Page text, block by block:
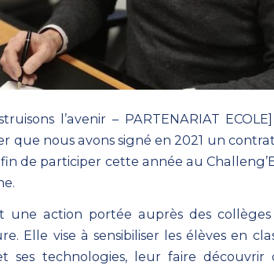
l’avenir – PARTENARIAT
que nous avons signé en 2021 un
de participer cette année au
une action portée auprès des
Elle vise à sensibiliser les élèves en
ses technologies, leur faire découvrir